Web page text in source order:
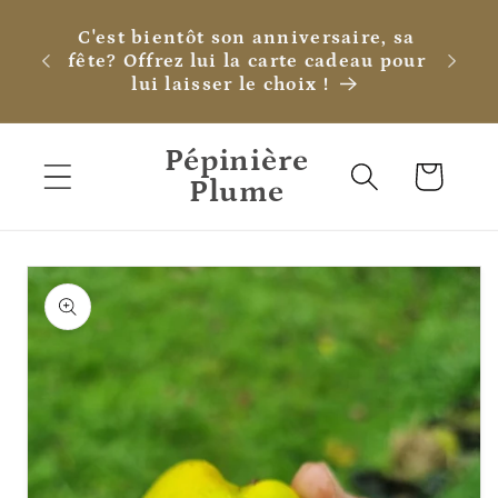
passer
au
C'est bientôt son anniversaire, sa
fête? Offrez lui la carte cadeau pour
lui laisser le choix !
Pépinière
Plume
Panier
Passer aux
informations
produits